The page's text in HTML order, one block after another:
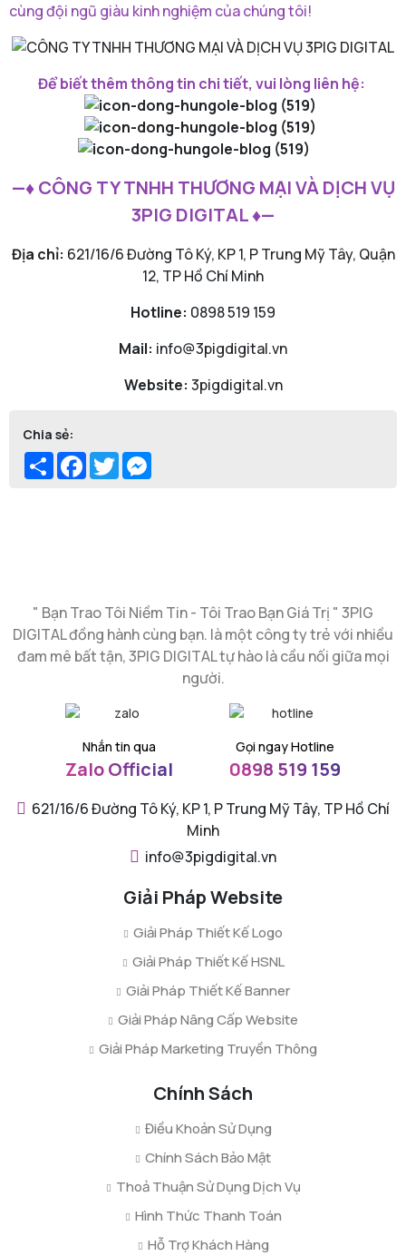
cùng đội ngũ giàu kinh nghiệm của chúng tôi!
Để biết thêm thông tin chi tiết, vui lòng liên hệ:
—♦ CÔNG TY TNHH THƯƠNG MẠI VÀ DỊCH VỤ
3PIG DIGITAL ♦—
Địa chỉ: 621/16/6 Đường Tô Ký, KP 1, P Trung Mỹ Tây, Quận
12, TP Hồ Chí Minh
Hotline: 0898 519 159
Mail: info@3pigdigital.vn
Website: 3pigdigital.vn
Chia sẻ:
Share Facebook
Twitter
" Bạn Trao Tôi Niềm Tin - Tôi Trao Bạn Giá Trị " 3PIG
DIGITAL đồng hành cùng bạn. là một công ty trẻ với nhiều
đam mê bất tận, 3PIG DIGITAL tự hào là cầu nối giữa mọi
người.
Nhắn tin qua
Zalo Official
Gọi ngay Hotline
0898 519 159
621/16/6 Đường Tô Ký, KP 1, P Trung Mỹ Tây, TP Hồ Chí
Minh
info@3pigdigital.vn
Giải Pháp Website
Giải Pháp Thiết Kế Logo
Giải Pháp Thiết Kế HSNL
Giải Pháp Thiết Kế Banner
Giải Pháp Nâng Cấp Website
Giải Pháp Marketing Truyền Thông
Chính Sách
Điều Khoản Sử Dụng
Chính Sách Bảo Mật
Thoả Thuận Sử Dụng Dịch Vụ
Hình Thức Thanh Toán
Hỗ Trợ Khách Hàng